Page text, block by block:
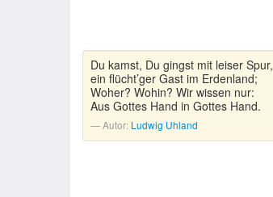
Du kamst, Du gingst mit leiser Spur,
ein flücht’ger Gast im Erdenland;
Woher? Wohin? Wir wissen nur:
Aus Gottes Hand in Gottes Hand.
Autor: Ludwig Uhland